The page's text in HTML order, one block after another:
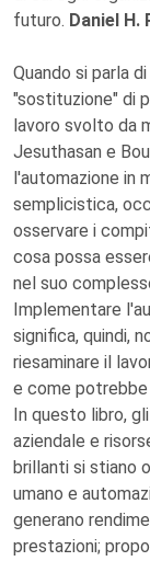
futuro. Daniel H.
Quando si parla
"sostituzione" di
lavoro svolto da
Jesuthasan e
l'automazione in
semplicistica,
osservare i
cosa possa
nel suo
Implementare
significa, quindi,
riesaminare il
e come
In questo libro,
aziendale e
brillanti si stiano
umano e
generano
prestazioni;